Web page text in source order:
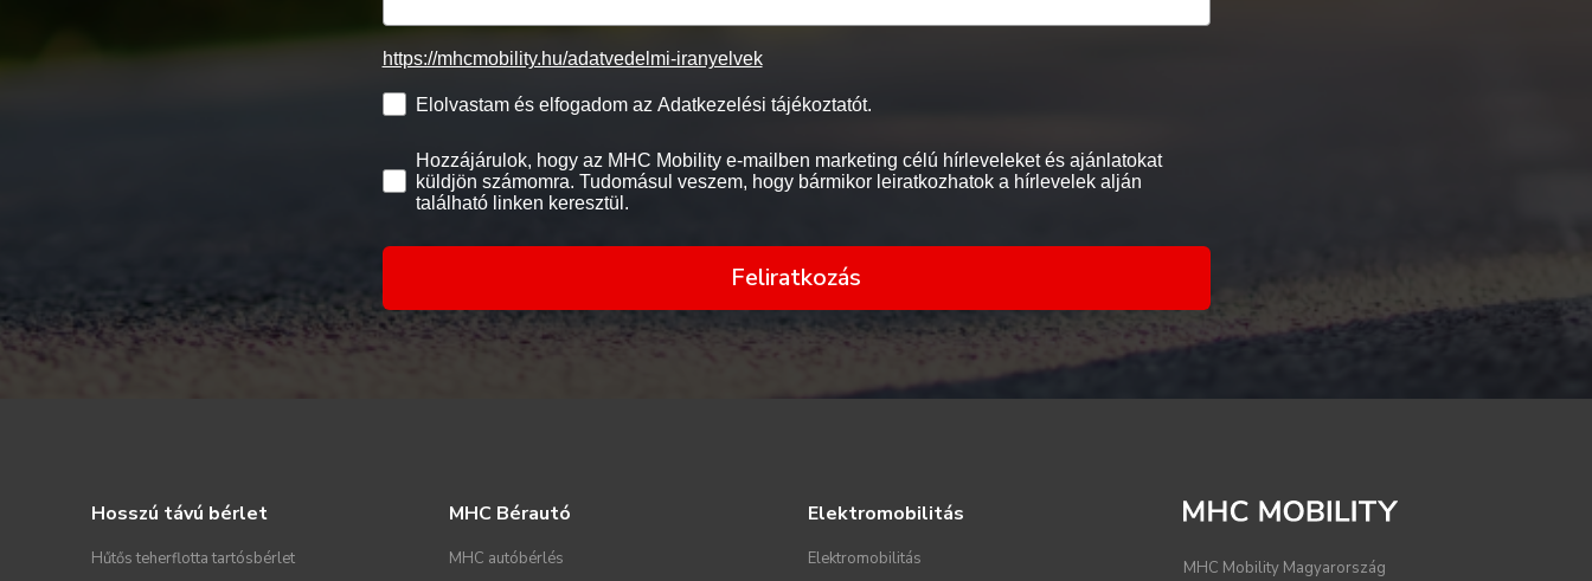
https://mhcmobility.hu/adatvedelmi-iranyelvek
Elolvastam és elfogadom az Adatkezelési tájékoztatót.
Hozzájárulok, hogy az MHC Mobility e-mailben marketing célú hírleveleket és ajánlatokat
küldjön számomra. Tudomásul veszem, hogy bármikor leiratkozhatok a hírlevelek alján
található linken keresztül.
Feliratkozás
Hosszú távú bérlet
Hűtős teherflotta tartósbérlet
MHC Bérautó
MHC autóbérlés
Elektromobilitás
Elektromobilitás
MHC Mobility Magyarország